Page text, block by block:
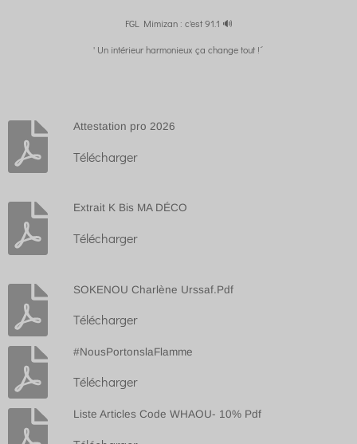
FGL Mimizan : c'est 91.1 🔊
' Un intérieur harmonieux ça change tout !´
Attestation pro 2026
Télécharger
Extrait K Bis MA DÉCO
Télécharger
SOKENOU Charlène Urssaf.Pdf
Télécharger
#NousPortonslaFlamme
Télécharger
Liste Articles Code WHAOU- 10% Pdf